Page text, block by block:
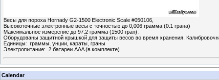
Весы для пороха Hornady G2-1500 Electronic Scale #050106,
Высокоточные электронные весы с точностью до 0,006 грамма (0.1 грана)
Максимальное измерение до 97.2 грамма (1500 гран).
Оборудованы защитной крышкой для защиты весов во время хранения.
Единицы: граммы, унции, караты, граны
Электропитание: 2 батареи AAA (в комплекте)
Calendar